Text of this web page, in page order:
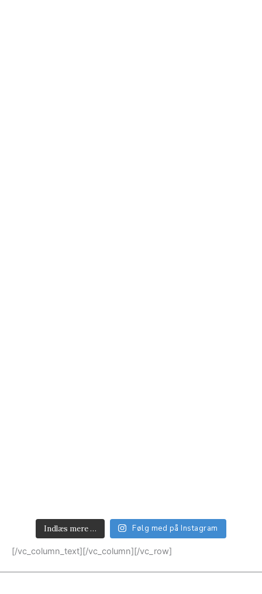
Indlæs mere … Følg med på Instagram
[/vc_column_text][/vc_column][/vc_row]